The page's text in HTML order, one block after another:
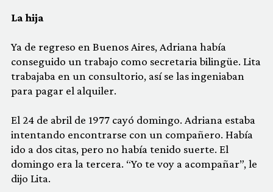
La hija
Ya de regreso en Buenos Aires, Adriana había
conseguido un trabajo como secretaria bilingüe. Lita
trabajaba en un consultorio, así se las ingeniaban
para pagar el alquiler.
El 24 de abril de 1977 cayó domingo. Adriana estaba
intentando encontrarse con un compañero. Había
ido a dos citas, pero no había tenido suerte. El
domingo era la tercera. “Yo te voy a acompañar”, le
dijo Lita.